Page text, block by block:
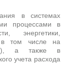
в системах
процессами в
энергетики,
в том числе на
а также в
учета расхода